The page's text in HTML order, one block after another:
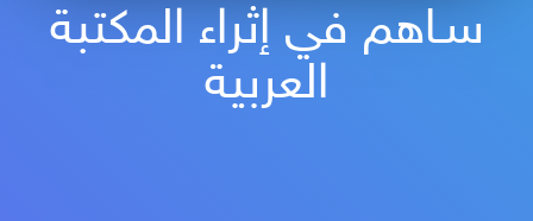
سـاهم في إثراء المكتبة
العربية